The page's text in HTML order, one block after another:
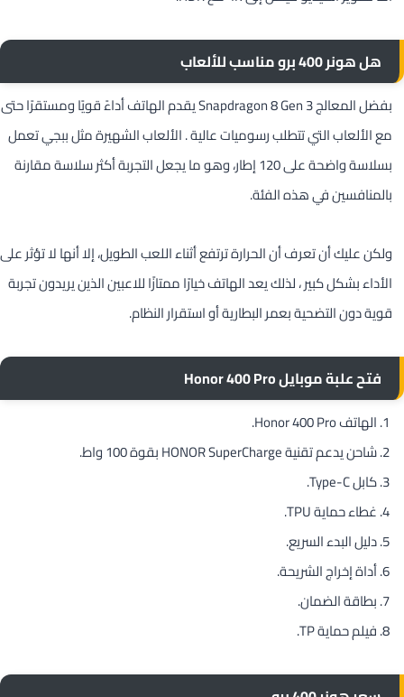
هل هونر 400 برو مناسب للألعاب
بفضل المعالج Snapdragon 8 Gen 3 يقدم الهاتف أداءً قويًا ومستقرًا حتى
مع الألعاب التي تتطلب رسوميات عالية . الألعاب الشهيرة مثل ببجي تعمل
بسلاسة واضحة على 120 إطار، وهو ما يجعل التجربة أكثر سلاسة مقارنة
بالمنافسين في هذه الفئة.
ولكن عليك أن تعرف أن الحرارة ترتفع أثناء اللعب الطويل، إلا أنها لا تؤثر على
الأداء بشكل كبير ، لذلك يعد الهاتف خيارًا ممتازًا للاعبين الذين يريدون تجربة
قوية دون التضحية بعمر البطارية أو استقرار النظام.
فتح علبة موبايل Honor 400 Pro
الهاتف Honor 400 Pro.
شاحن يدعم تقنية HONOR SuperCharge بقوة 100 واط.
كابل Type-C.
غطاء حماية TPU.
دليل البدء السريع.
أداة إخراج الشريحة.
بطاقة الضمان.
فيلم حماية TP.